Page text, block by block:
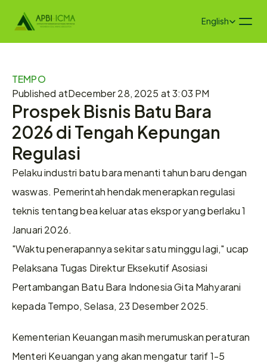
Select Language
English
TEMPO
Published atDecember 28, 2025 at 3:03 PM
Prospek Bisnis Batu Bara
2026 di Tengah Kepungan
Regulasi
Pelaku industri batu bara menanti tahun baru dengan
waswas. Pemerintah hendak menerapkan regulasi
teknis tentang bea keluar atas ekspor yang berlaku 1
Januari 2026.
"Waktu penerapannya sekitar satu minggu lagi," ucap
Pelaksana Tugas Direktur Eksekutif Asosiasi
Pertambangan Batu Bara Indonesia Gita Mahyarani
kepada Tempo, Selasa, 23 Desember 2025.
Kementerian Keuangan masih merumuskan peraturan
Menteri Keuangan yang akan mengatur tarif 1-5